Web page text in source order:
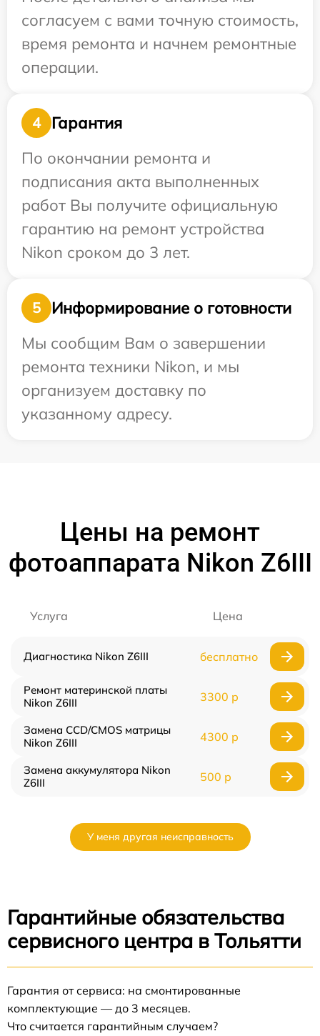
согласуем с вами точную стоимость,
время ремонта и начнем ремонтные
операции.
4
Гарантия
По окончании ремонта и
подписания акта выполненных
работ Вы получите официальную
гарантию на ремонт устройства
Nikon сроком до 3 лет.
5
Информирование о готовности
Мы сообщим Вам о завершении
ремонта техники Nikon, и мы
организуем доставку по
указанному адресу.
Цены на ремонт
фотоаппарата Nikon Z6III
Услуга Цена
Диагностика Nikon Z6III бесплатно
Ремонт материнской платы
Nikon Z6III
3300 р
Замена CCD/CMOS матрицы
Nikon Z6III
4300 р
Замена аккумулятора Nikon
Z6III
500 р
У меня другая неисправность
Гарантийные обязательства
сервисного центра в Тольятти
Гарантия от сервиса: на смонтированные
комплектующие — до 3 месяцев.
Что считается гарантийным случаем?